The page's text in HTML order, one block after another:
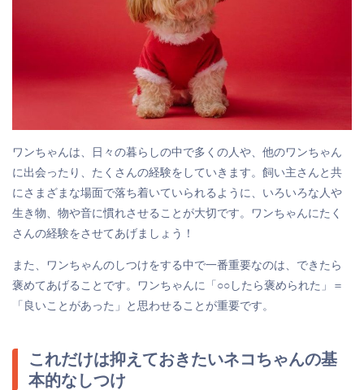
ワンちゃんは、日々の暮らしの中で多くの人や、他のワンちゃん
に出会ったり、たくさんの経験をしていきます。飼い主さんと共
にさまざまな場面で落ち着いていられるように、いろいろな人や
生き物、物や音に慣れさせることが大切です。ワンちゃんにたく
さんの経験をさせてあげましょう！
また、ワンちゃんのしつけをする中で一番重要なのは、できたら
褒めてあげることです。ワンちゃんに「○○したら褒められた」＝
「良いことがあった」と思わせることが重要です。
これだけは抑えておきたいネコちゃんの基
本的なしつけ